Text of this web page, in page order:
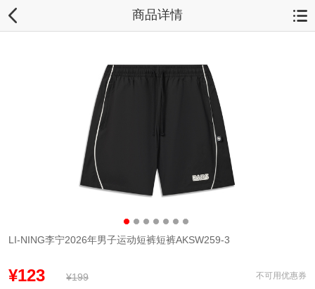
商品详情
LI-NING李宁2026年男子运动短裤短裤AKSW259-3
¥123 ¥199 不可用优惠券